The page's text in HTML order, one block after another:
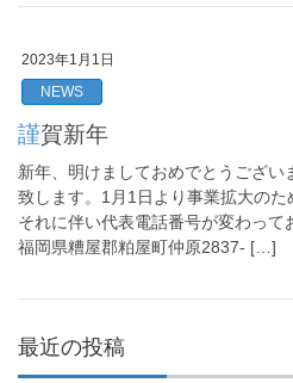
2023年1月1日
NEWS
謹賀新年
新年、明けましておめでとうござ
致します。1月1日より事業拡大のた
それに伴い代表電話番号が変わって
福岡県糟屋郡粕屋町仲原2837- […]
最近の投稿